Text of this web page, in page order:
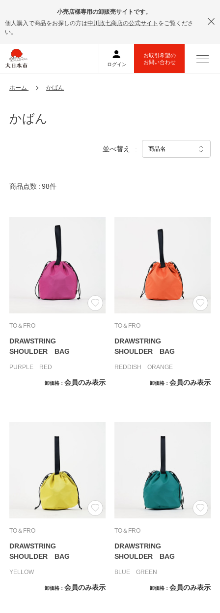
小売店様専用の卸販売サイトです。
個人購入で商品をお探しの方は中川政七商店の公式サイト をご覧くださ
い。
ホーム かばん
かばん
並べ替え
商品点数 98件
TO＆FRO
DRAWSTRING
SHOULDER BAG
PURPLE RED
卸価格 会員のみ表示
TO＆FRO
DRAWSTRING
SHOULDER BAG
REDDISH ORANGE
卸価格 会員のみ表示
TO＆FRO
DRAWSTRING
SHOULDER BAG
YELLOW
卸価格 会員のみ表示
TO＆FRO
DRAWSTRING
SHOULDER BAG
BLUE GREEN
卸価格 会員のみ表示